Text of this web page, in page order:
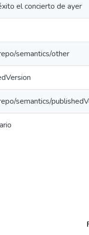
el concierto de ayer
semantics/other
semantics/